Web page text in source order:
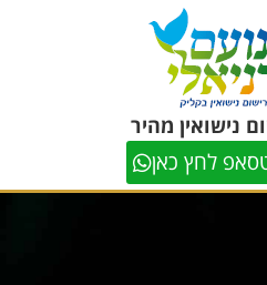
נישואין מהיר
לחץ כאן